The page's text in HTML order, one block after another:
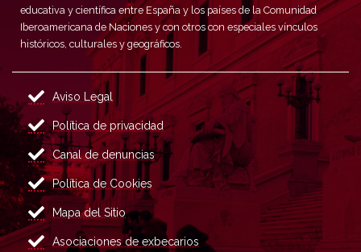
educativa y científica entre España y los países de la Comunidad
Iberoamericana de Naciones y con otros con especiales vínculos
históricos, culturales y geográficos.
Aviso Legal
Política de privacidad
Canal de denuncias
Política de Cookies
Mapa del Sitio
Asociaciones de exbecarios